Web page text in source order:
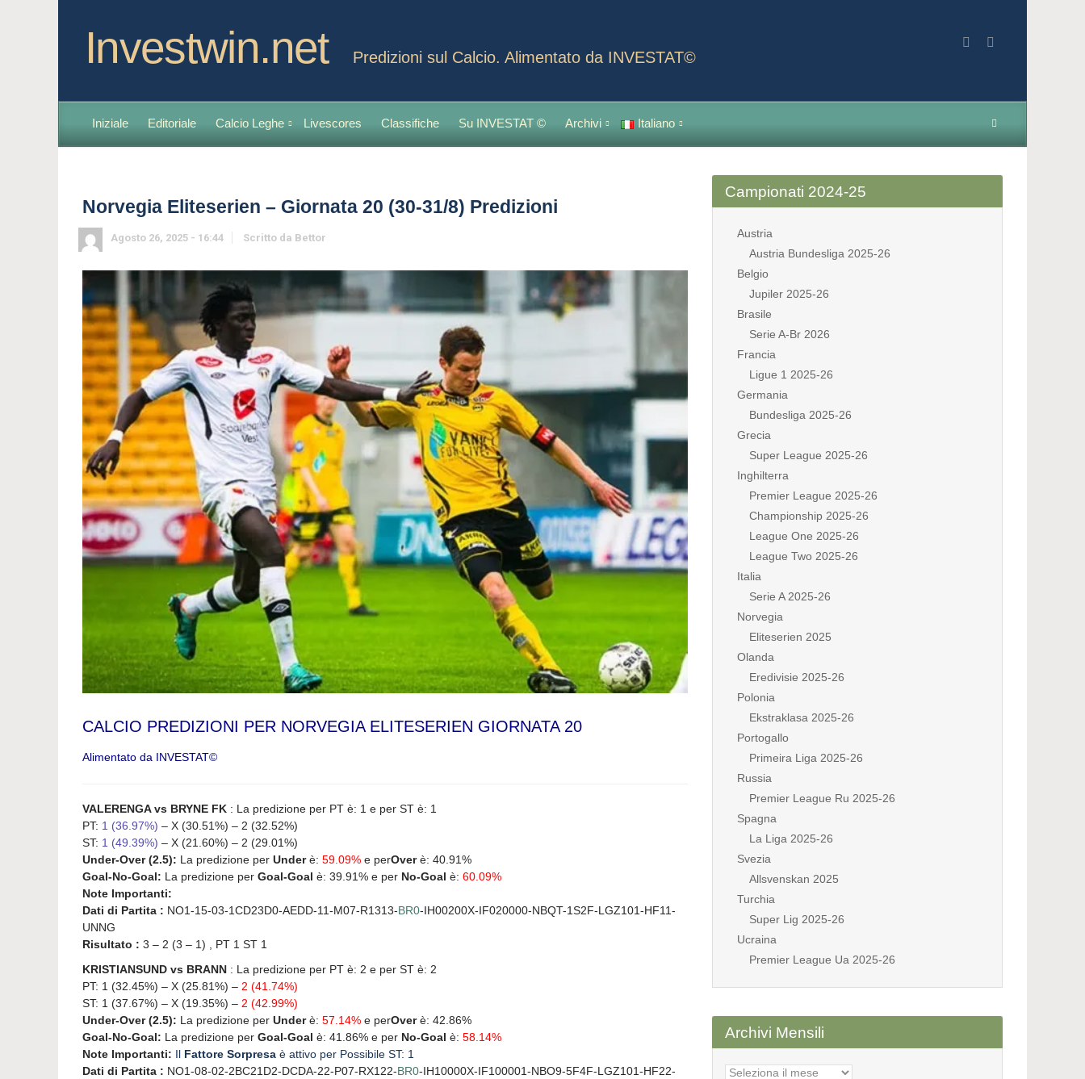
Investwin.net Predizioni sul Calcio. Alimentato da INVESTAT©
Iniziale Editoriale Calcio Leghe Livescores Classifiche Su INVESTAT © Archivi Italiano
Norvegia Eliteserien – Giornata 20 (30-31/8) Predizioni
Agosto 26, 2025 - 16:44 Scritto da Bettor
CALCIO PREDIZIONI PER NORVEGIA ELITESERIEN GIORNATA 20
Alimentato da INVESTAT©
VALERENGA vs BRYNE FK : La predizione per PT è: 1 e per ST è: 1
PT: 1 (36.97%) – X (30.51%) – 2 (32.52%)
ST: 1 (49.39%) – X (21.60%) – 2 (29.01%)
Under-Over (2.5): La predizione per Underè: 59.09% e perOverè: 40.91%
Goal-No-Goal: La predizione per Goal-Goal è: 39.91% e per No-Goal è: 60.09%
Note Importanti:
Dati di Partita : NO1-15-03-1CD23D0-AEDD-11-M07-R1313-BR0-IH00200X-IF020000-NBQT-1S2F-LGZ101-HF11-
UNNG
Risultato : 3 – 2 (3 – 1) , PT 1 ST 1
KRISTIANSUND vs BRANN : La predizione per PT è: 2 e per ST è: 2
PT: 1 (32.45%) – X (25.81%) – 2 (41.74%)
ST: 1 (37.67%) – X (19.35%) – 2 (42.99%)
Under-Over (2.5): La predizione per Underè: 57.14% e perOverè: 42.86%
Goal-No-Goal: La predizione per Goal-Goal è: 41.86% e per No-Goal è: 58.14%
Note Importanti: Il Fattore Sorpresa è attivo per Possibile ST: 1
Dati di Partita : NO1-08-02-2BC21D2-DCDA-22-P07-RX122-BR0-IH10000X-IF100001-NBO9-5F4F-LGZ101-HF22-
Campionati 2024-25
Austria
Austria Bundesliga 2025-26
Belgio
Jupiler 2025-26
Brasile
Serie A-Br 2026
Francia
Ligue 1 2025-26
Germania
Bundesliga 2025-26
Grecia
Super League 2025-26
Inghilterra
Premier League 2025-26
Championship 2025-26
League One 2025-26
League Two 2025-26
Italia
Serie A 2025-26
Norvegia
Eliteserien 2025
Olanda
Eredivisie 2025-26
Polonia
Ekstraklasa 2025-26
Portogallo
Primeira Liga 2025-26
Russia
Premier League Ru 2025-26
Spagna
La Liga 2025-26
Svezia
Allsvenskan 2025
Turchia
Super Lig 2025-26
Ucraina
Premier League Ua 2025-26
Archivi Mensili
Archivi